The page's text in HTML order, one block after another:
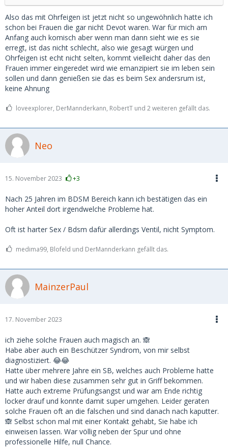
Also das mit Ohrfeigen ist jetzt nicht so ungewöhnlich hatte ich
schon bei Frauen die gar nicht Devot waren. War für mich am
Anfang auch komisch aber wenn man dann sieht wie es sie
erregt, ist das nicht schlecht, also wie gesagt würgen und
Ohrfeigen ist echt nicht selten, kommt vielleicht daher das den
Frauen immer eingeredet wird wie emanzipiert sie im leben sein
sollen und dann genießen sie das es beim Sex andersrum ist,
keine Ahnung
loveexplorer, DerMannderkann, RobertT und 2 weiteren gefällt das.
Neo
15. November 2023 +3
Nach 25 Jahren im BDSM Bereich kann ich bestätigen das ein
hoher Anteil dort irgendwelche Probleme hat.
Oft ist harter Sex / Bdsm dafür allerdings Ventil, nicht Symptom.
medima99, Blofeld und DerMannderkann gefällt das.
MainzerPaul
17. November 2023
ich ziehe solche Frauen auch magisch an. 🙈
Habe aber auch ein Beschützer Syndrom, von mir selbst
diagnostiziert. 😂😂
Hatte über mehrere Jahre ein SB, welches auch Probleme hatte
und wir haben diese zusammen sehr gut in Griff bekommen.
Hatte auch extreme Prüfungsangst und war am Ende richtig
locker drauf und konnte damit super umgehen. Leider geraten
solche Frauen oft an die falschen und sind danach nach kaputter.
🙈 Selbst schon mal mit einer Kontakt gehabt, Sie habe ich
einweisen lassen. War völlig neben der Spur und ohne
professionelle Hilfe, null Chance.